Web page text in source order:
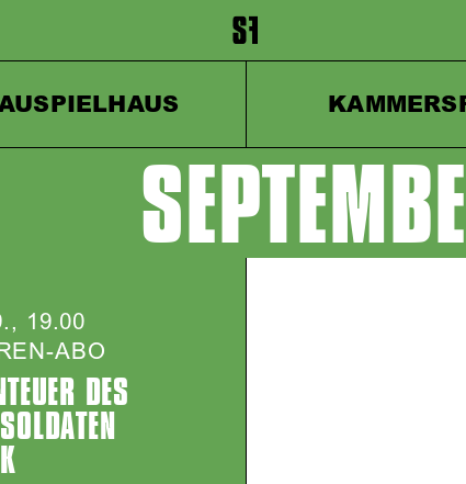
Zum Footer springen
19.00
ABO
DES